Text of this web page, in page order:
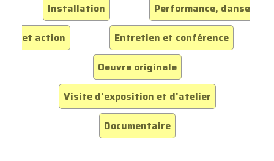
Installation
Performance, danse
et action
Entretien et conférence
Oeuvre originale
Visite d'exposition et d'atelier
Documentaire